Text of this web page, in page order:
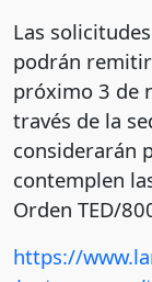
Las
podrán
próximo 3 de
través de la
considerarán
contemplen
Orden TED/
https://